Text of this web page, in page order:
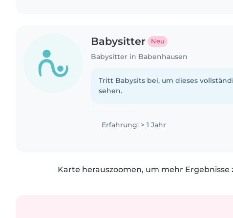
Babysitter Neu
Babysitter in Babenhausen
Tritt Babysits bei, um dieses
sehen.
Erfahrung: > 1 Jahr
Karte herauszoomen, um mehr Ergebnisse